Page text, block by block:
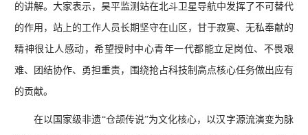
的讲解。大家表示，昊平监测站在北斗卫星导航中发挥了不可替代
的作用，站上的工作人员长期坚守在山区，甘于寂寞、无私奉献的
精神很让人感动，希望授时中心青年一代都能立足岗位、不畏艰
难、团结协作、勇担重责，围绕抢占科技制高点核心任务做出应有
的贡献。
在以国家级非遗“仓颉传说”为文化核心，以汉字源流演变为脉